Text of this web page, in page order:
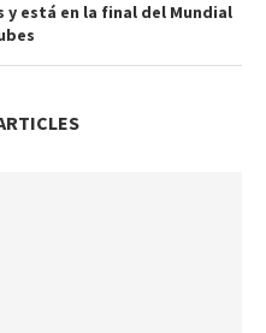
está en la final del Mundial